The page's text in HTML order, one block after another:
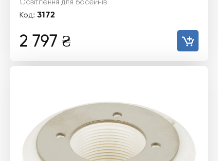
Освітлення для басейнів
Код: 3172
2 797 ₴